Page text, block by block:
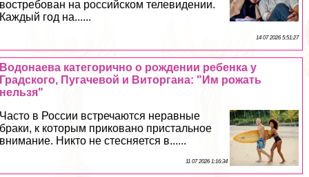
востребован на российском телевидении.
Каждый год на......
14 07 2026 5:51:27
Водонаева категорично о рождении ребенка у
Градского, Пугачевой и Виторгана: "Им рожать
нельзя"
Часто в России встречаются неравные
бpaки, к которым приковано пристальное
внимание. Никто не стесняется в......
11 07 2026 1:16:34